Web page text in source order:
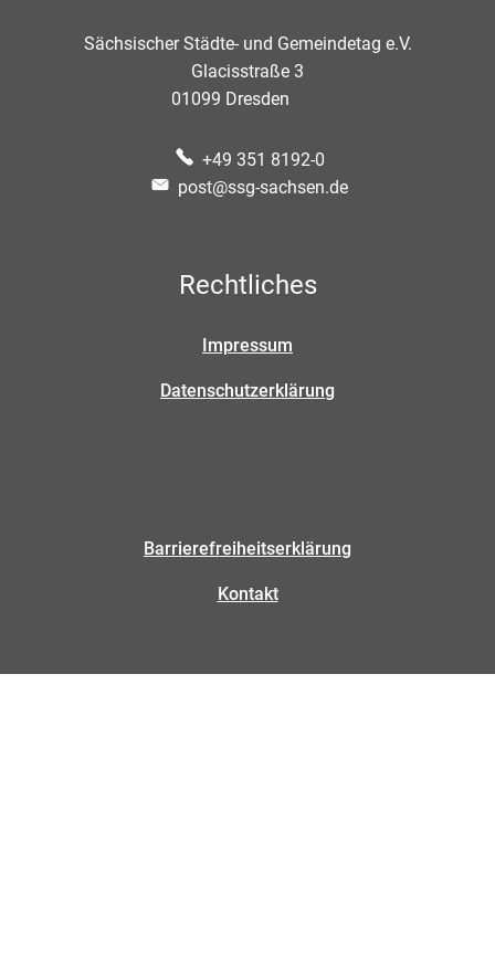
Sächsischer Städte- und Gemeindetag e.V.
Glacisstraße 3
01099 Dresden
+49 351 8192-0
post@ssg-sachsen.de
Rechtliches
Impressum
Datenschutzerklärung
Barrierefreiheitserklärung
Kontakt